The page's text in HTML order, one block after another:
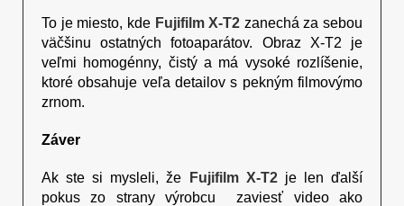
To je miesto, kde Fujifilm X-T2 zanechá za sebou
väčšinu ostatných fotoaparátov. Obraz X-T2 je
veľmi homogénny, čistý a má vysoké rozlíšenie,
ktoré obsahuje veľa detailov s pekným filmovýmo
zrnom.
Záver
Ak ste si mysleli, že Fujifilm X-T2je len ďalší
pokus zo strany výrobcu zaviesť video ako